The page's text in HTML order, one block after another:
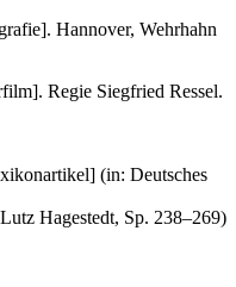
Hannover, Wehrhahn
Regie Siegfried Ressel.
(in: Deutsches
Hagestedt, Sp. 238–269)